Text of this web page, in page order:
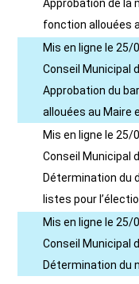
Approbation de la
fonction allouées
Mis en ligne le 25/
Conseil Municipal
Approbation du
allouées au Maire
Mis en ligne le 25/
Conseil Municipal
Détermination du
listes pour
Mis en ligne le 25/
Conseil Municipal
Détermination du